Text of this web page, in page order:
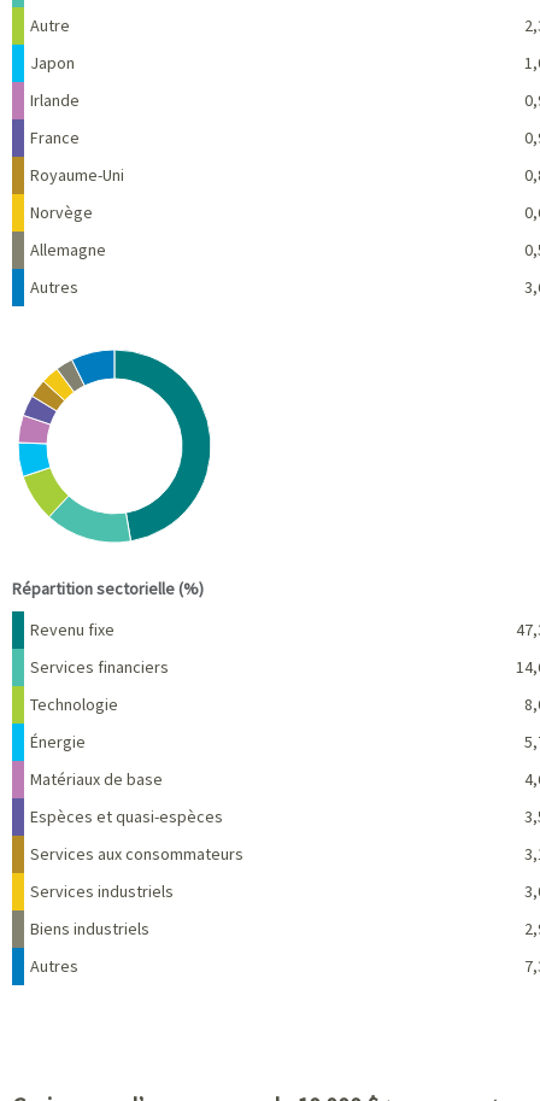
Autre
Japon
Irlande
France
Royaume-Uni
Norvège
Allemagne
Autres
Chart
Pie chart with 10 slices.
View as data table, Chart
Répartition sectorielle (%)
Nom Pourcentage
Revenu fixe
Services financiers
Technologie
Énergie
Matériaux de base
Espèces et quasi-espèces
Services aux consommateurs
Services industriels
Biens industriels
Autres